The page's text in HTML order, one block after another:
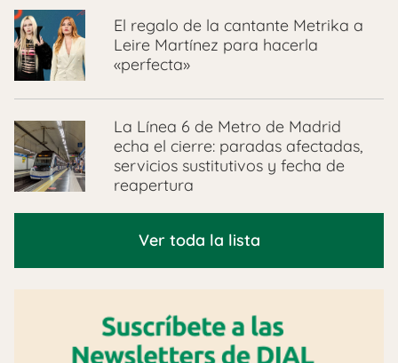
El regalo de la cantante Metrika a
Leire Martínez para hacerla
«perfecta»
La Línea 6 de Metro de Madrid
echa el cierre: paradas afectadas,
servicios sustitutivos y fecha de
reapertura
Ver toda la lista